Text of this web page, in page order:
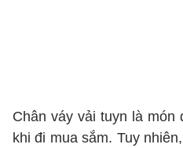
Chân váy vải tuyn là món
khi đi mua sắm. Tuy